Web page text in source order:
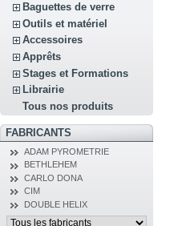
Baguettes de verre
Outils et matériel
Accessoires
Apprêts
Stages et Formations
Librairie
Tous nos produits
FABRICANTS
ADAM PYROMETRIE
BETHLEHEM
CARLO DONA
CIM
DOUBLE HELIX